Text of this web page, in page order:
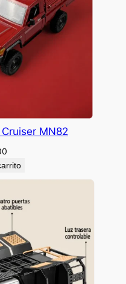
Cruiser MN82